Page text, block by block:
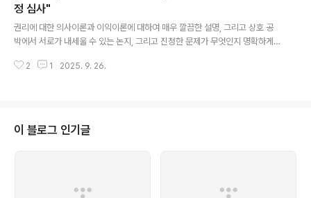
정 심사"
권리에 대한 의사이론과 이익이론에 대하여 매우 깔끔한 설명, 그리고 상호 공
박에서 서로가 내세울 수 있는 논지, 그리고 진정한 문제가 무엇인지 명확하게
2 1 2025. 9. 26.
이 블로그 인기글